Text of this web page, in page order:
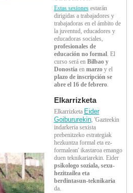
Estas sesionesestarán
dirigidas a trabajadores y
trabajadoras en el ámbito de
la juventud, educadores y
educadoras sociales,
profesionales de
educación no formal. El
curso será en Bilbao y
Donostiaen marzoy el
plazo de inscripción se
abre el 16 de febrero.
Elkarrizketa
Elkarrizketa Eider
Goibururekin, 'Gazteekin
indarkeria sexista
prebenitzeko estrategiak
hezkuntza formal eta ez-
formalean' ikastaroa emango
duen teknikariarekin. Eider
psikologo soziala, sexu-
hezitzailea eta
berdintasun-teknikaria
da.